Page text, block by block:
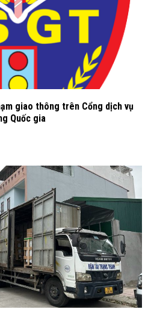
giao thông trên Cổng dịch vụ
Quốc gia